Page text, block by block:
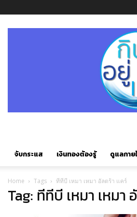
จับกระแส เงินทองต้องรู้ ดูแลกาย
Home Tags ทีทีบี เหมา เหมา อัลตร้า แคร์
Tag: ทีทีบี เหมา เหมา